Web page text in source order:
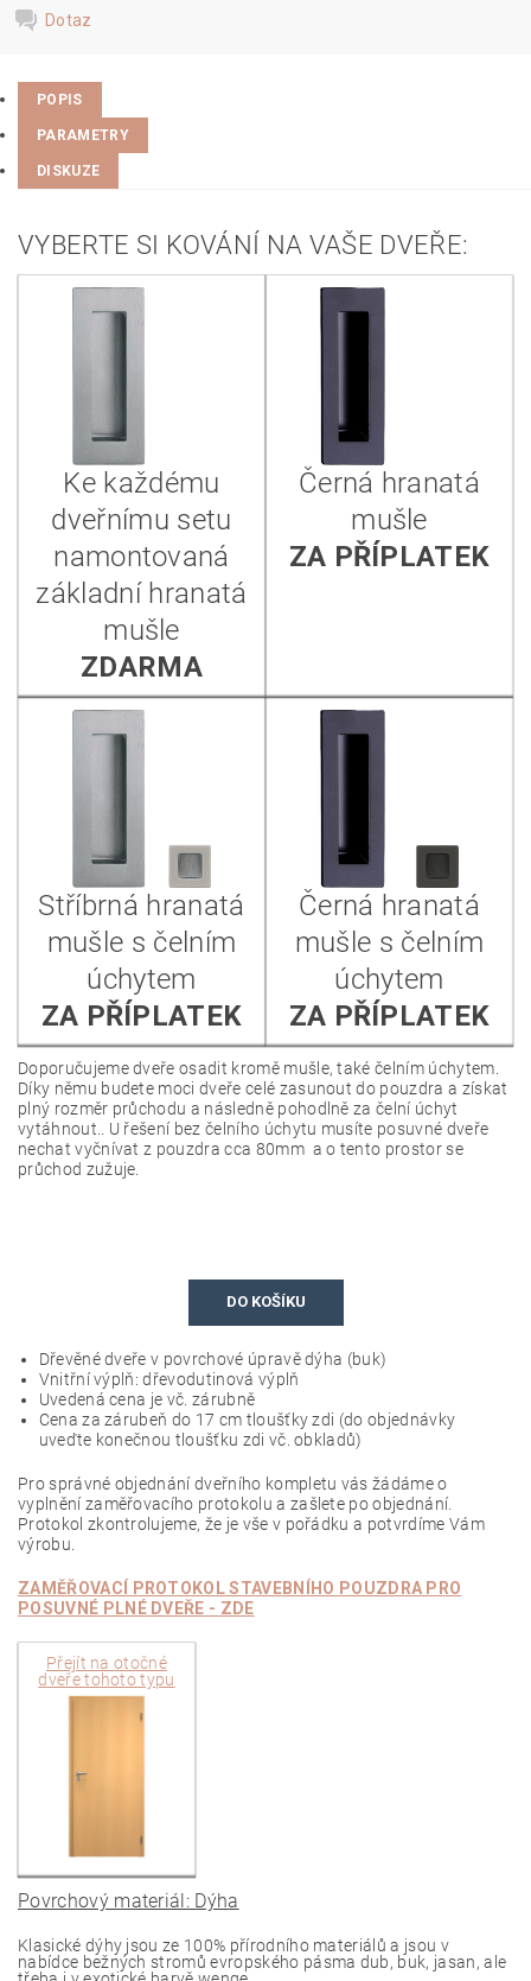
Dotaz
POPIS
PARAMETRY
DISKUZE
VYBERTE SI KOVÁNÍ NA VAŠE DVEŘE:
Ke každému
dveřnímu setu
namontovaná
základní hranatá
mušle
ZDARMA
Černá hranatá
mušle
ZA PŘÍPLATEK
Stříbrná hranatá
mušle s čelním
úchytem
ZA PŘÍPLATEK
Černá hranatá
mušle s čelním
úchytem
ZA PŘÍPLATEK
Doporučujeme dveře osadit kromě mušle, také čelním úchytem.
Díky němu budete moci dveře celé zasunout do pouzdra a získat
plný rozměr průchodu a následně pohodlně za čelní úchyt
vytáhnout.. U řešení bez čelního úchytu musíte posuvné dveře
nechat vyčnívat z pouzdra cca 80mm a o tento prostor se
průchod zužuje.
DO KOŠÍKU
Dřevěné dveře v povrchové úpravě dýha (buk)
Vnitřní výplň: dřevodutinová výplň
Uvedená cena je vč. zárubně
Cena za zárubeň do 17 cm tloušťky zdi (do objednávky
uveďte konečnou tloušťku zdi vč. obkladů)
Pro správné objednání dveřního kompletu vás žádáme o
vyplnění zaměřovacího protokolu a zašlete po objednání.
Protokol zkontrolujeme, že je vše v pořádku a potvrdíme Vám
výrobu.
ZAMĚŘOVACÍ PROTOKOL STAVEBNÍHO POUZDRA PRO
POSUVNÉ PLNÉDVEŘE - ZDE
Přejít naotočné
dveře tohoto typu
Povrchový materiál: Dýha
Klasické dýhy jsou ze 100% přírodního materiálů a jsou v
nabídce bežných stromů evropského pásma dub, buk, jasan, ale